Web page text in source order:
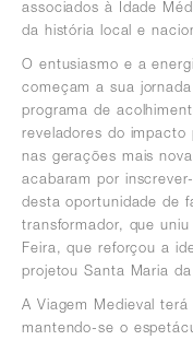
associados à Idade
da história local e
O entusiasmo e a
começam a sua
programa de
reveladores do impacto
nas gerações mais
acabaram por
desta oportunidade de
transformador, que
Feira, que reforçou a
projetou Santa Maria
A Viagem Medieval
mantendo-se o